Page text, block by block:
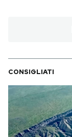
CONSIGLIATI